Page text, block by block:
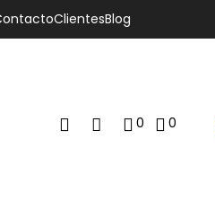
ClientesBlog
0 0